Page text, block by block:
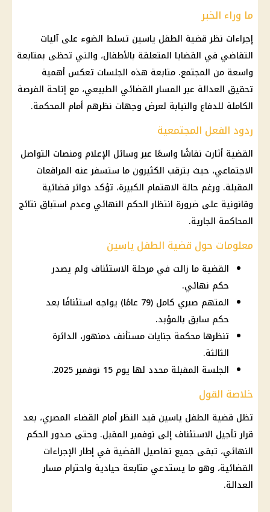
ما وراء الخبر
إجراءات نظرقضية الطفل ياسين تسلط الضوء على آليات
التقاضي في القضايا المتعلقة بالأطفال، والتي تحظى بمتابعة
واسعة من المجتمع. متابعة هذه الجلسات تعكس أهمية
تحقيق العدالة عبر المسار القضائي الطبيعي، مع إتاحة الفرصة
الكاملة للدفاع والنيابة لعرض وجهات نظرهم أمام المحكمة.
ردود الفعل المجتمعية
القضية أثارت نقاشًا واسعًا عبر وسائل الإعلام ومنصات التواصل
الاجتماعي، حيث يترقب الكثيرون ما ستسفر عنه المرافعات
المقبلة. ورغم حالة الاهتمام الكبيرة، تؤكد دوائر قضائية
وقانونية على ضرورة انتظار الحكم النهائي وعدم استباق نتائج
المحاكمة الجارية.
معلومات حول قضية الطفل ياسين
القضية ما زالت في مرحلة الاستئناف ولم يصدر
حكم نهائي.
المتهم صبري كامل (79 عامًا) يواجه استئنافًا بعد
حكم سابق بالمؤبد.
تنظرها محكمة جنايات مستأنف دمنهور، الدائرة
الثالثة.
الجلسة المقبلة محدد لها يوم 15 نوفمبر 2025.
خلاصة القول
تظل قضية الطفل ياسين قيد النظر أمام القضاء المصري، بعد
قرارتأجيل الاستئناف إلى نوفمبر المقبل. وحتى صدور الحكم
النهائي، تبقى جميع تفاصيل القضية في إطار الإجراءات
القضائية، وهو ما يستدعي متابعة حيادية واحترام مسار
العدالة.